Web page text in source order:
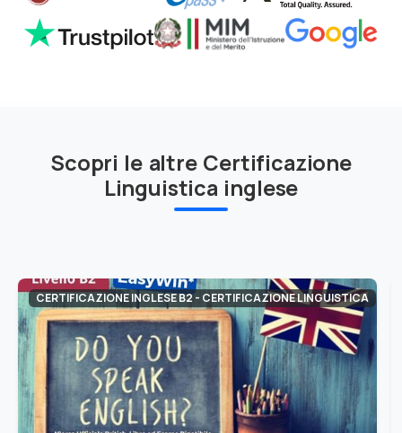
Scopri le altre Certificazione
Linguistica inglese
CERTIFICAZIONE INGLESE B2 - CERTIFICAZIONE LINGUISTICA